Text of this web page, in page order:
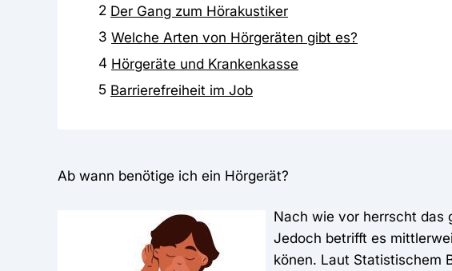
2 Der Gang zum Hörakustiker
3 Welche Arten von Hörgeräten gibt es?
4 Hörgeräte und Krankenkasse
5 Barrierefreiheit im Job
Ab wann benötige ich ein Hörgerät?
Nach wie vor herrscht das
Jedoch betrifft es
könen. Laut Statistischem